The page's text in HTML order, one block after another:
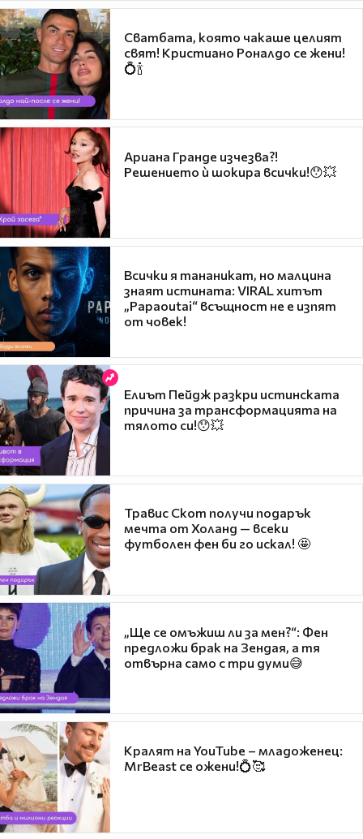
Сватбата, която чакаше целият
свят! Кристиано Роналдо се жени!
💍🍾
Ариана Гранде изчезва?!
Решението ѝ шокира всички!😯💥
Всички я тананикат, но малцина
знаят истината: VIRAL хитът
„Papaoutai“ всъщност не е изпят
от човек!
Елиът Пейдж разкри истинската
причина за трансформацията на
тялото си!😯💥
Травис Скот получи подарък
мечта от Холанд — всеки
футболен фен би го искал! 🤩
„Ще се омъжиш ли за мен?“: Фен
предложи брак на Зендая, а тя
отвърна само с три думи😅
Кралят на YouTube – младоженец:
MrBeast се ожени!💍🥰